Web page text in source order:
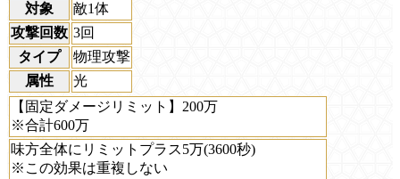
対象
敵1体
攻撃回数 3回
タイプ
物理攻撃
属性
光
【固定ダメージリミット】200万
※合計600万
味方全体にリミットプラス5万(3600秒)
※この効果は重複しない